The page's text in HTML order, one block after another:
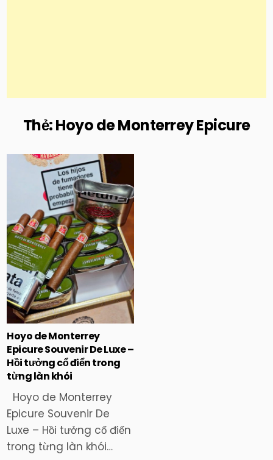
Thẻ:Hoyo de Monterrey Epicure
Posted
Hoyo de Monterrey
Epicure Souvenir De Luxe –
Hồi tưởng cổ điển trong
từng làn khói
Hoyo de Monterrey
Epicure Souvenir De
Luxe – Hồi tưởng cổ điển
trong từng làn khói…